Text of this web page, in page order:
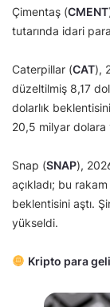
Çimentaş (CMENT
tutarında idari
Caterpillar (CAT),
düzeltilmiş 8,17
dolarlık
20,5 milyar dolara
Snap (SNAP),
açıkladı; bu
beklentisini aştı.
yükseldi.
Kripto para